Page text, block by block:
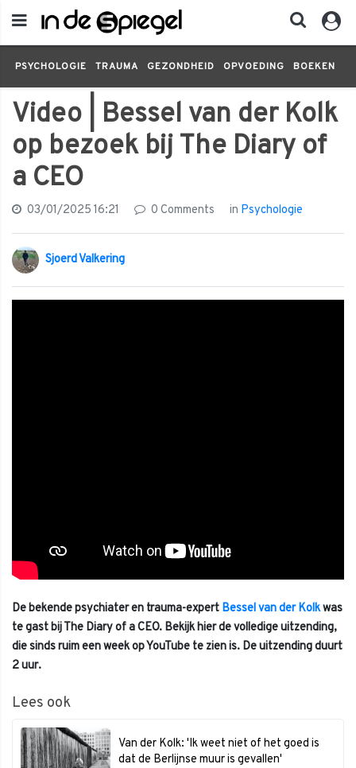
PSYCHOLOGIE TRAUMA GEZONDHEID OPVOEDING BOEKEN
Video | Bessel van der Kolk
op bezoek bij The Diary of
a CEO
03/01/2025 16:21 0 Comments in Psychologie
Sjoerd Valkering
De bekende psychiater en trauma-expert Bessel van der Kolkwas
te gast bij The Diary of a CEO. Bekijk hier de volledige uitzending,
die sinds ruim een week op YouTube te zien is. De uitzending duurt
2 uur.
Lees ook
Van der Kolk: 'Ik weet niet of het goed is
dat de Berlijnse muur is gevallen'